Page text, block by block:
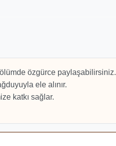
özgürce paylaşabilirsiniz.
ele alınır.
katkı sağlar.